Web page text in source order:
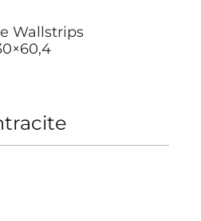
Wallstrips